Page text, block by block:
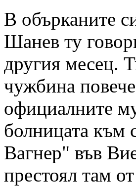
В обърканите
Шанев ту
другия месец.
чужбина
официалните
болницата към
Вагнер" във
престоял там